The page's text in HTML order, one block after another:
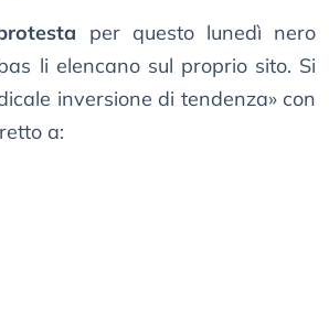
per questo lunedì nero
li elencano sul proprio sito. Si
inversione di tendenza» con
a: